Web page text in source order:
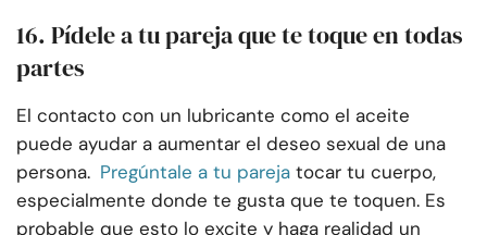
16. Pídele a tu pareja que te toque en todas
partes
El contacto con un lubricante como el aceite
puede ayudar a aumentar el deseo sexual de una
persona. Pregúntale a tu pareja tocar tu cuerpo,
especialmente donde te gusta que te toquen. Es
probable que esto lo excite y haga realidad un